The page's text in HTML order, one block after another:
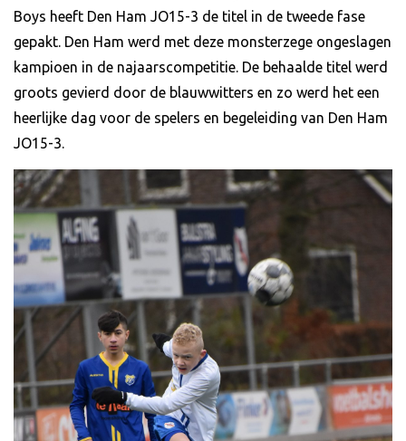
Boys heeft Den Ham JO15-3 de titel in de tweede fase
gepakt. Den Ham werd met deze monsterzege ongeslagen
kampioen in de najaarscompetitie. De behaalde titel werd
groots gevierd door de blauwwitters en zo werd het een
heerlijke dag voor de spelers en begeleiding van Den Ham
JO15-3.